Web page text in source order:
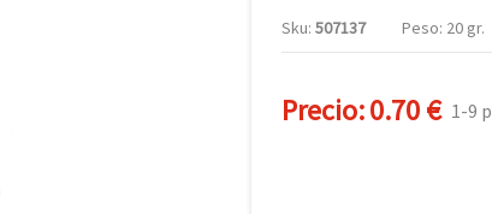
Sku: 507137 Peso: 20 gr.
Precio:0.70 € 1-9